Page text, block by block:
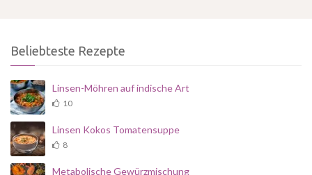
Beliebteste Rezepte
Linsen-Möhren auf indische Art
10
Linsen Kokos Tomatensuppe
8
Metabolische Gewürzmischung